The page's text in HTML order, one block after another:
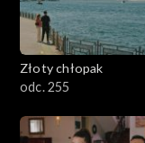
Złoty chłopak
odc. 255